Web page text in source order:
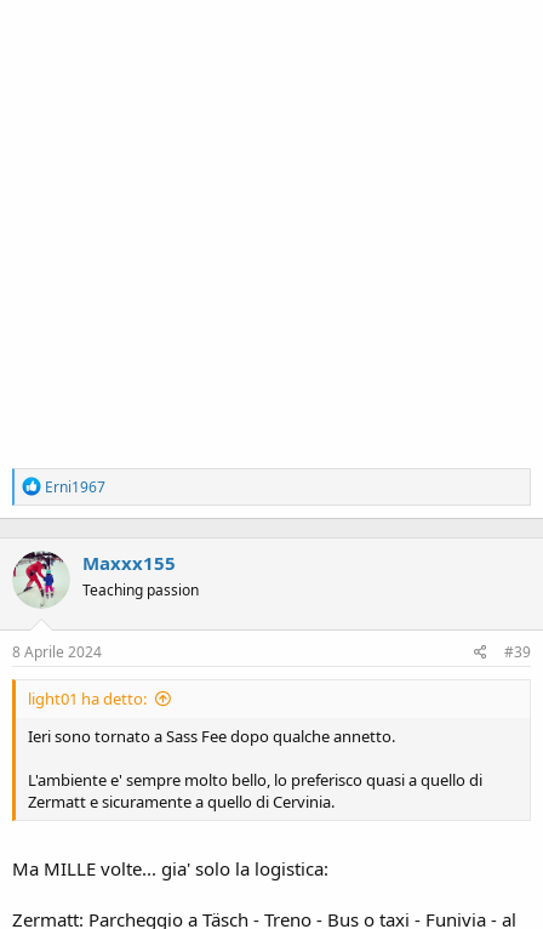
R
e
a
t
i
o
n
:
Erni1967
Maxxx155
Teaching passion
8 Aprile 2024 #39
light01 ha detto:
Ieri sono tornato a Sass Fee dopo qualche annetto.
L'ambiente e' sempre molto bello, lo preferisco quasi a quello di
Zermatt e sicuramente a quello di Cervinia.
Ma MILLE volte... gia' solo la logistica:
Zermatt: Parcheggio a Täsch - Treno - Bus o taxi - Funivia - al